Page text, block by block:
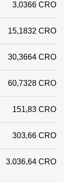
3,0366 CRO
15,1832 CRO
30,3664 CRO
60,7328 CRO
151,83 CRO
303,66 CRO
3.036,64 CRO